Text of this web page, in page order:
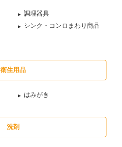
調理器具
シンク・コンロまわり商品
衛生用品
はみがき
洗剤